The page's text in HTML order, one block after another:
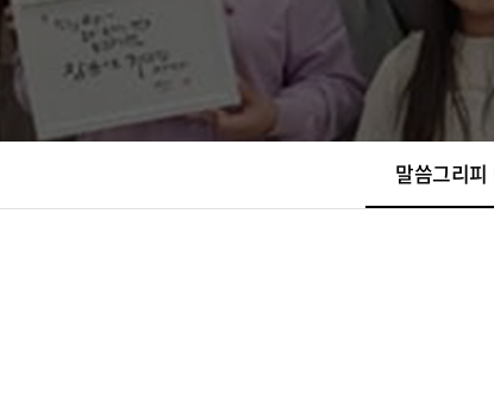
말씀그리피